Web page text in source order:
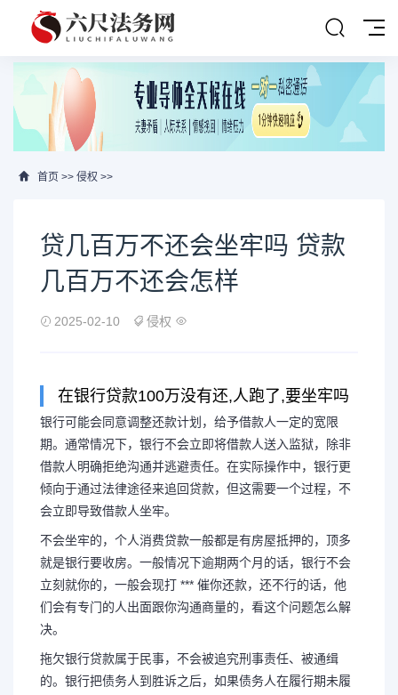
首页 >> 侵权 >>
贷几百万不还会坐牢吗 贷款
几百万不还会怎样
2025-02-10 侵权
在银行贷款100万没有还,人跑了,要坐牢吗
银行可能会同意调整还款计划，给予借款人一定的宽限
期。通常情况下，银行不会立即将借款人送入监狱，除非
借款人明确拒绝沟通并逃避责任。在实际操作中，银行更
倾向于通过法律途径来追回贷款，但这需要一个过程，不
会立即导致借款人坐牢。
不会坐牢的，个人消费贷款一般都是有房屋抵押的，顶多
就是银行要收房。一般情况下逾期两个月的话，银行不会
立刻就你的，一般会现打 *** 催你还款，还不行的话，他
们会有专门的人出面跟你沟通商量的，看这个问题怎么解
决。
拖欠银行贷款属于民事，不会被追究刑事责任、被通缉
的。银行把债务人到胜诉之后，如果债务人在履行期未履
贷几百万不还会坐牢吗
银行可能会同意调整还款计划
期。通常情况下，银行不会立即将
款人明确拒绝沟通并逃避责任。在